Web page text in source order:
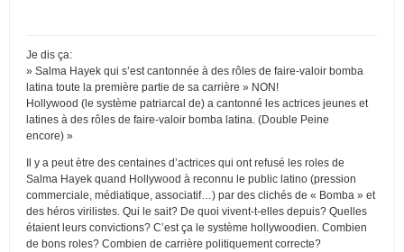
Je dis ça:
» Salma Hayek qui s’est cantonnée à des rôles de faire-valoir bomba
latina toute la première partie de sa carrière » NON!
Hollywood (le système patriarcal de) a cantonné les actrices jeunes et
latines à des rôles de faire-valoir bomba latina. (Double Peine
encore) »
Il y a peut ètre des centaines d’actrices qui ont refusé les roles de
Salma Hayek quand Hollywood à reconnu le public latino (pression
commerciale, médiatique, associatif…) par des clichés de « Bomba » et
des héros virilistes. Qui le sait? De quoi vivent-t-elles depuis? Quelles
étaient leurs convictions? C’est ça le système hollywoodien. Combien
de bons roles? Combien de carrière politiquement correcte?